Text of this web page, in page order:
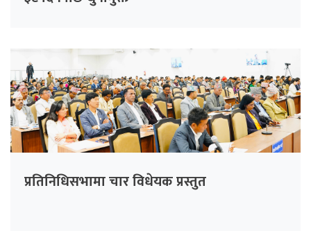
प्रतिनिधिसभामा चार विधेयक प्रस्तुत